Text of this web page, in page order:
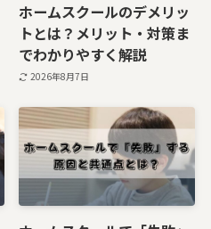
ホームスクールのデメリッ
トとは？メリット・対策ま
でわかりやすく解説
2026年8月7日